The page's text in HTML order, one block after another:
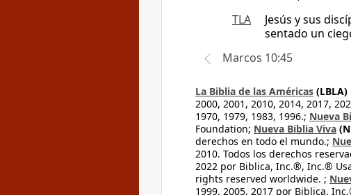
TLA
Jesús y sus
sentado un
Marcos 10:45
La Biblia de las Américas (LBLA)
2000, 2001, 2010, 2014, 2017,
1970, 1979, 1983, 1996.; Nueva
Foundation; Nueva Biblia Viva
derechos en todo el mundo.;
2010. Todos los derechos
2022 por Biblica, Inc.®, Inc.®
rights reserved worldwide. ;
1999, 2005, 2017 por Biblica,